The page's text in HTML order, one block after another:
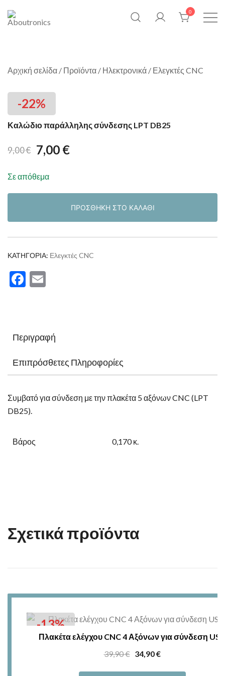
μηχατρονικής, δηλαδή πρώτες
αυτοματισμού ρομποτικής
ηλεκτρονικής καθώς και
αναλώσιμα όπως κοπτικά
CNC.
0
Αρχική σελίδα / Προϊόντα / Ηλεκτρονικά / Ελεγκτές CNC
-22%
Καλώδιο παράλληλης σύνδεσης LPT DB25
9,00€ 7,00 €
Σε απόθεμα
ΠΡΟΣΘΉΚΗ ΣΤΟ ΚΑΛΆΘΙ
ΚΑΤΗΓΟΡΊΑ: Ελεγκτές CNC
Facebook
Περιγραφή
Επιπρόσθετες Πληροφορίες
Συμβατό για σύνδεση με την πλακέτα 5 αξόνων CNC (LPT
DB25).
Βάρος 0,170 κ.
Σχετικά προϊόντα
-13%
Πλακέτα ελέγχου CNC 4 Αξόνων για σύνδεση USB
39,90€ Original
34,90€Η